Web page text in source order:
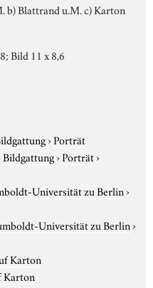
b) Blattrand u.M. c) Karton
Bild 11 x 8,6
›Porträt
Bildgattung›Porträt›
Universität zu Berlin›
Universität zu Berlin›
Karton
Karton